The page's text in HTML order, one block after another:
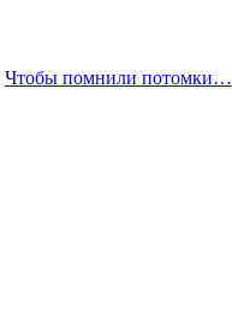
Чтобы помнили потомки…